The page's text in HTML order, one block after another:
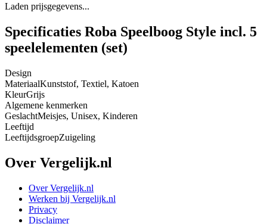
Laden prijsgegevens...
Specificaties Roba Speelboog Style incl. 5
speelelementen (set)
Design
MateriaalKunststof, Textiel, Katoen
KleurGrijs
Algemene kenmerken
GeslachtMeisjes, Unisex, Kinderen
Leeftijd
LeeftijdsgroepZuigeling
Over Vergelijk.nl
Over Vergelijk.nl
Werken bij Vergelijk.nl
Privacy
Disclaimer